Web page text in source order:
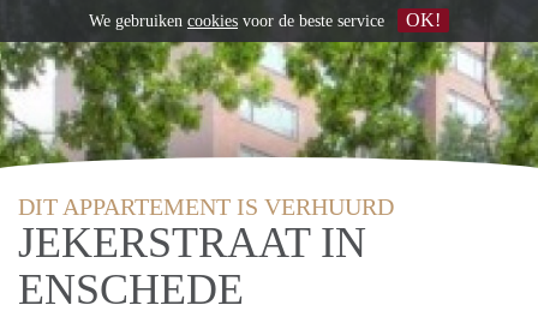
DIT APPARTEMENT IS VERHUURD
JEKERSTRAAT IN
ENSCHEDE
We gebruiken cookies voor de beste service OK!